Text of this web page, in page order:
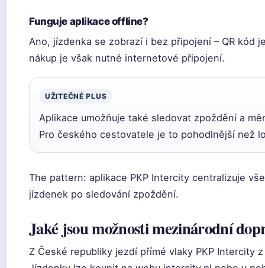
Funguje aplikace offline?
Ano, jízdenka se zobrazí i bez připojení – QR kód
nákup je však nutné internetové připojení.
UŽITEČNÉ PLUS
Aplikace umožňuje také sledovat zpoždění a
Pro českého cestovatele je to pohodlnější než
The pattern: aplikace PKP Intercity centralizuje
jízdenek po sledování zpoždění.
Jaké jsou možnosti mezinárodní
Z České republiky jezdí přímé vlaky PKP Intercity